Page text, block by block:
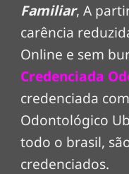
Familiar, A
carência
Online e sem
Credenciada
credenciada
Odontológico
todo o brasil,
credenciados.